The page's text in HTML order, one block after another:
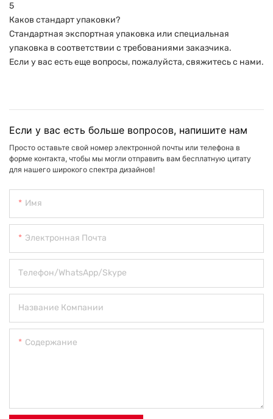
5
Каков стандарт упаковки?
Стандартная экспортная упаковка или специальная
упаковка в соответствии с требованиями заказчика.
Если у вас есть еще вопросы, пожалуйста, свяжитесь с нами.
Если у вас есть больше вопросов, напишите нам
Просто оставьте свой номер электронной почты или телефона в
форме контакта, чтобы мы могли отправить вам бесплатную цитату
для нашего широкого спектра дизайнов!
Имя
Электронная Почта
Телефон/WhatsApp/Skype
Название Компании
Содержание